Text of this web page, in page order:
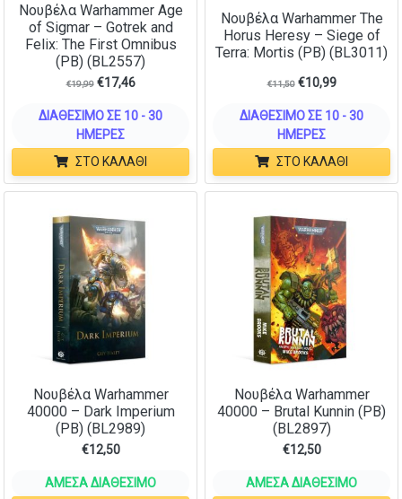
Νουβέλα Warhammer Age
of Sigmar – Gotrek and
Felix: The First Omnibus
(PB) (BL2557)
€19,99 €17,46
ΔΙΑΘΈΣΙΜΟ ΣΕ 10 - 30
ΗΜΈΡΕΣ
ΣΤΟ ΚΑΛΆΘΙ
Νουβέλα Warhammer The
Horus Heresy – Siege of
Terra: Mortis (PB) (BL3011)
€11,50 €10,99
ΔΙΑΘΈΣΙΜΟ ΣΕ 10 - 30
ΗΜΈΡΕΣ
ΣΤΟ ΚΑΛΆΘΙ
Νουβέλα Warhammer
40000 – Dark Imperium
(PB) (BL2989)
€12,50
ΆΜΕΣΑ ΔΙΑΘΈΣΙΜΟ
Νουβέλα Warhammer
40000 – Brutal Kunnin (PB)
(BL2897)
€12,50
ΆΜΕΣΑ ΔΙΑΘΈΣΙΜΟ